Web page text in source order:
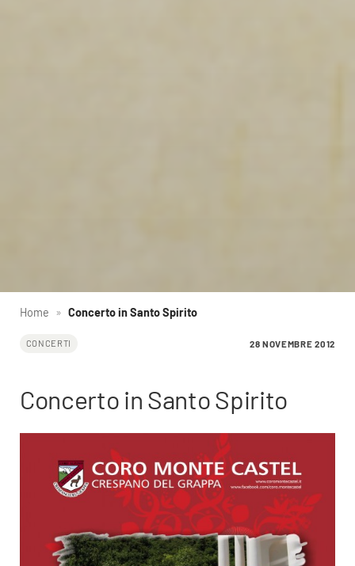
Home » Concerto in Santo Spirito
CONCERTI 28 NOVEMBRE 2012
Concerto in Santo Spirito